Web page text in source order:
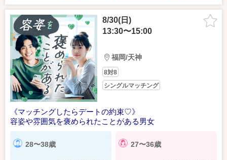
8/30(日)
13:30〜15:00
福岡/天神
8対8
シングルマッチング
《マッチングしたらデートの約束♡》
容姿や雰囲気を褒められたことがある男女
28〜38歳 27〜36歳